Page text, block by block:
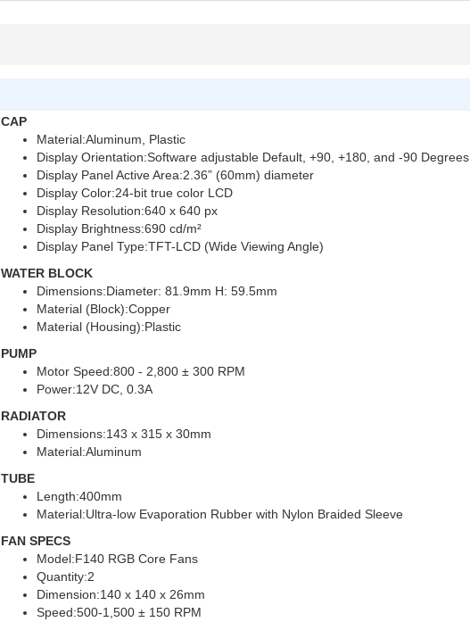
CAP
Material:Aluminum, Plastic
Display Orientation:Software adjustable Default, +90, +180, and -90 Degrees
Display Panel Active Area:2.36” (60mm) diameter
Display Color:24-bit true color LCD
Display Resolution:640 x 640 px
Display Brightness:690 cd/m²
Display Panel Type:TFT-LCD (Wide Viewing Angle)
WATER BLOCK
Dimensions:Diameter: 81.9mm H: 59.5mm
Material (Block):Copper
Material (Housing):Plastic
PUMP
Motor Speed:800 - 2,800 ± 300 RPM
Power:12V DC, 0.3A
RADIATOR
Dimensions:143 x 315 x 30mm
Material:Aluminum
TUBE
Length:400mm
Material:Ultra-low Evaporation Rubber with Nylon Braided Sleeve
FAN SPECS
Model:F140 RGB Core Fans
Quantity:2
Dimension:140 x 140 x 26mm
Speed:500-1,500 ± 150 RPM